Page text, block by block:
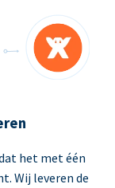
het met één
Wij leveren de